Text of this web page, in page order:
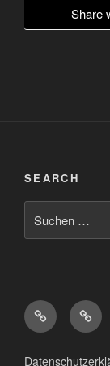
Share
SEARCH
nach:
Diaspora*